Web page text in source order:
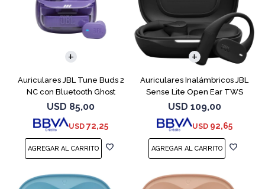
Auriculares JBL Tune Buds 2
NC con Bluetooth Ghost
USD 85,00
USD 72,25
Auriculares Inalámbricos JBL
Sense Lite Open Ear TWS
Negro
USD 109,00
USD 92,65